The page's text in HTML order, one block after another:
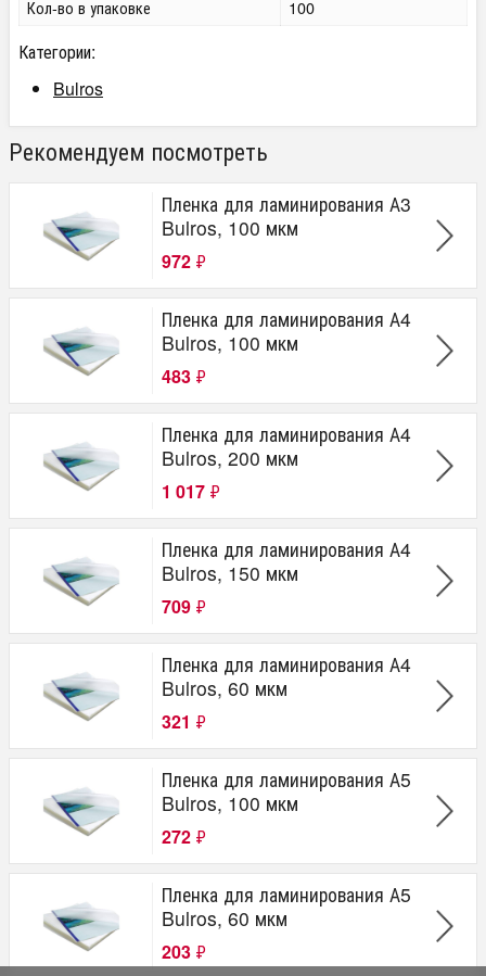
Кол-во в упаковке
100
Категории:
Bulros
Рекомендуем посмотреть
Пленка для ламинирования А3
Bulros, 100 мкм
972 ₽
Пленка для ламинирования А4
Bulros, 100 мкм
483 ₽
Пленка для ламинирования А4
Bulros, 200 мкм
1 017 ₽
Пленка для ламинирования А4
Bulros, 150 мкм
709 ₽
Пленка для ламинирования А4
Bulros, 60 мкм
321 ₽
Пленка для ламинирования А5
Bulros, 100 мкм
272 ₽
Пленка для ламинирования А5
Bulros, 60 мкм
203 ₽